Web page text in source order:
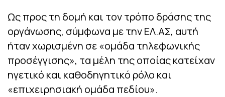
Ως προς τη δομή και τον τρόπο δράσης της
οργάνωσης, σύμφωνα με την ΕΛ.ΑΣ, αυτή
ήταν χωρισμένη σε «ομάδα τηλεφωνικής
προσέγγισης», τα μέλη της οποίας κατείχαν
ηγετικό και καθοδηγητικό ρόλο και
«επιχειρησιακή ομάδα πεδίου».